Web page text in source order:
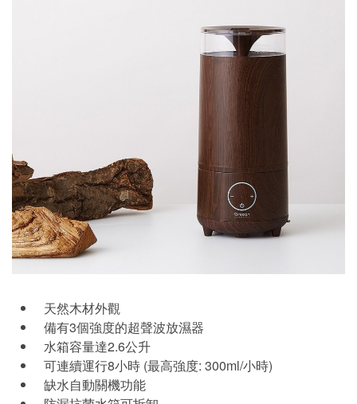
天然木材外觀
備有3個強度的超聲波放濕器
水箱容量達2.6公升
可連續運行8小時 (最高強度: 300ml/小時)
缺水自動關機功能